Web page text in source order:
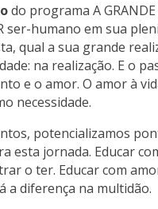
do programa A
ser-humano em sua
qual a sua grande
na realização. E o
e o amor. O amor à
necessidade.
potencializamos
esta jornada. Educar
o ter. Educar com
a diferença na multidão.